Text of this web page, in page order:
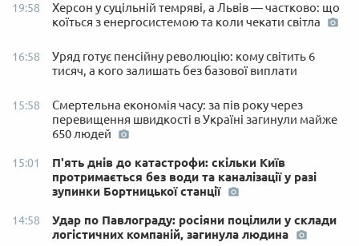
19:58
Херсон у суцільній темряві, а Львів — частково: що
коїться з енергосистемою та коли чекати світла
16:58
Уряд готує пенсійну революцію: кому світить 6
тисяч, а кого залишать без базової виплати
15:58
Смертельна економія часу: за пів року через
перевищення швидкості в Україні загинули майже
650 людей
15:01
П'ять днів до катастрофи: скільки Київ
протримається без води та каналізації у разі
зупинки Бортницької станції
14:58
Удар по Павлограду: росіяни поцілили у склади
логістичних компаній, загинула людина